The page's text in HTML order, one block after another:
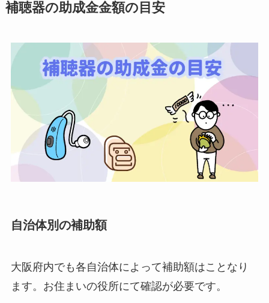
補聴器の助成金金額の目安
自治体別の補助額
大阪府内でも各自治体によって補助額はことなり
ます。お住まいの役所にて確認が必要です。